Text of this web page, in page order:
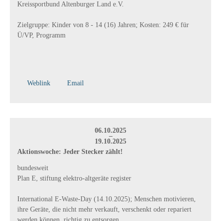
Kreissportbund Altenburger Land e.V.
Zielgruppe: Kinder von 8 - 14 (16) Jahren; Kosten: 249 € für
Ü/VP, Programm
Weblink Email
06.10.2025
–
19.10.2025
Aktions­woche: Jeder Stecker zählt!
bundesweit
Plan E, stiftung elektro-altgeräte register
International E-Waste-Day (14.10.2025); Menschen motivieren,
ihre Geräte, die nicht mehr verkauft, verschenkt oder repariert